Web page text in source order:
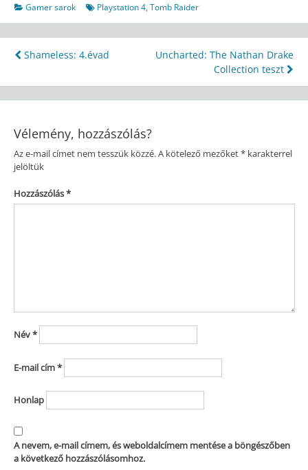
Gamer sarok Playstation 4,Tomb Raider
Bejegyzés
navigáció
Shameless: 4.évad
Uncharted: The Nathan Drake
Collection teszt
Vélemény, hozzászólás?
Az e-mail címet nem tesszük közzé.A kötelező mezőket*karakterrel
jelöltük
Hozzászólás*
Név*
E-mail cím*
Honlap
A nevem, e-mail címem, és weboldalcímem mentése a böngészőben
a következő hozzászólásomhoz.